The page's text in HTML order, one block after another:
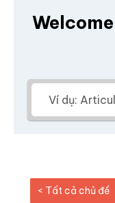
< Tất cả chủ đề